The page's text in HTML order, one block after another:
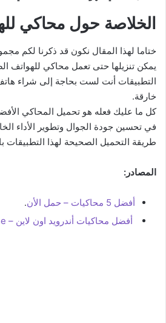
الخلاصة حول محاكي
ختاما لهذا المقال نكون قد ذكرنا لكم
يمكن تنزيلها حتى تعمل محاكي للهواتف
التطبيقات أنت لست بحاجة إلى شراء
خارقة.
كل ما عليك فعله هو تحميل المحاكي
في تحسين جودة الجوال وتطوير الأداء
طريقة التحميل الصحيحة لهذا
المصادر:
أفضل 5 محاكيات – حمل الأن
.
أفضل محاكيات أندرويد اون لاين – imyfone